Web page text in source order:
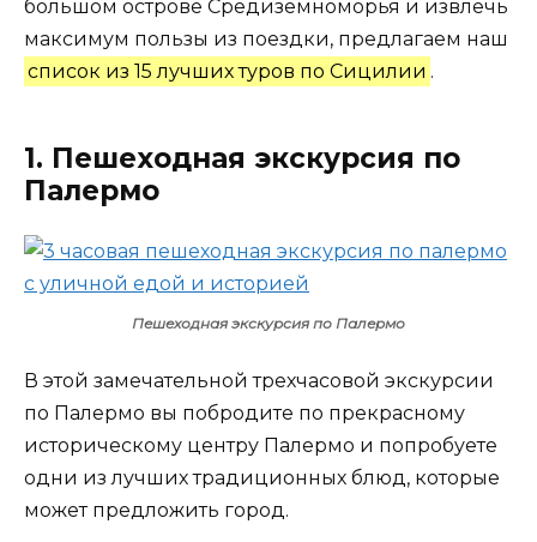
большом острове Средиземноморья и извлечь
максимум пользы из поездки, предлагаем наш
список из 15 лучших туров по Сицилии .
1. Пешеходная экскурсия по
Палермо
Пешеходная экскурсия по Палермо
В этой замечательной трехчасовой экскурсии
по Палермо вы побродите по прекрасному
историческому центру Палермо и попробуете
одни из лучших традиционных блюд, которые
может предложить город.